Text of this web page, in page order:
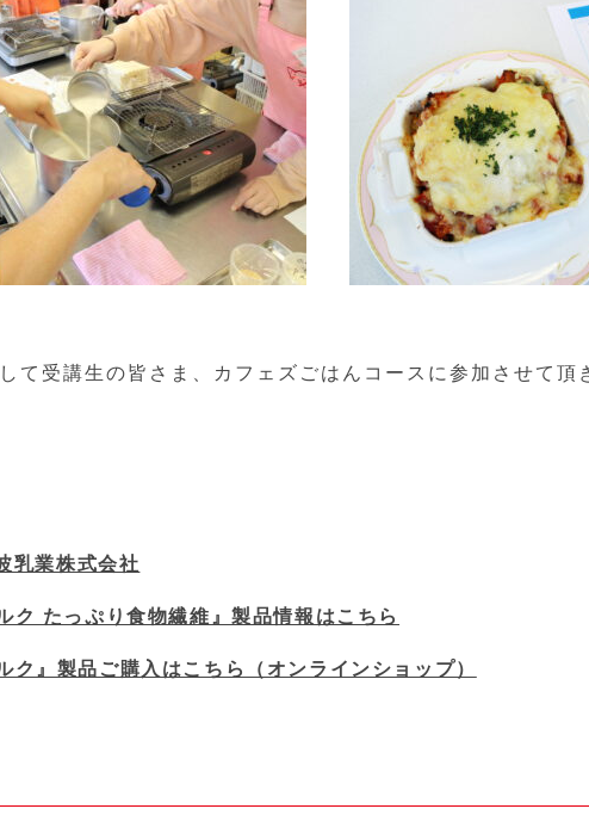
て受講生の皆さま、カフェズごはんコースに参加させて頂
乳業株式会社
ク たっぷり食物繊維』製品情報はこちら
ク』製品ご購入はこちら（オンラインショップ）